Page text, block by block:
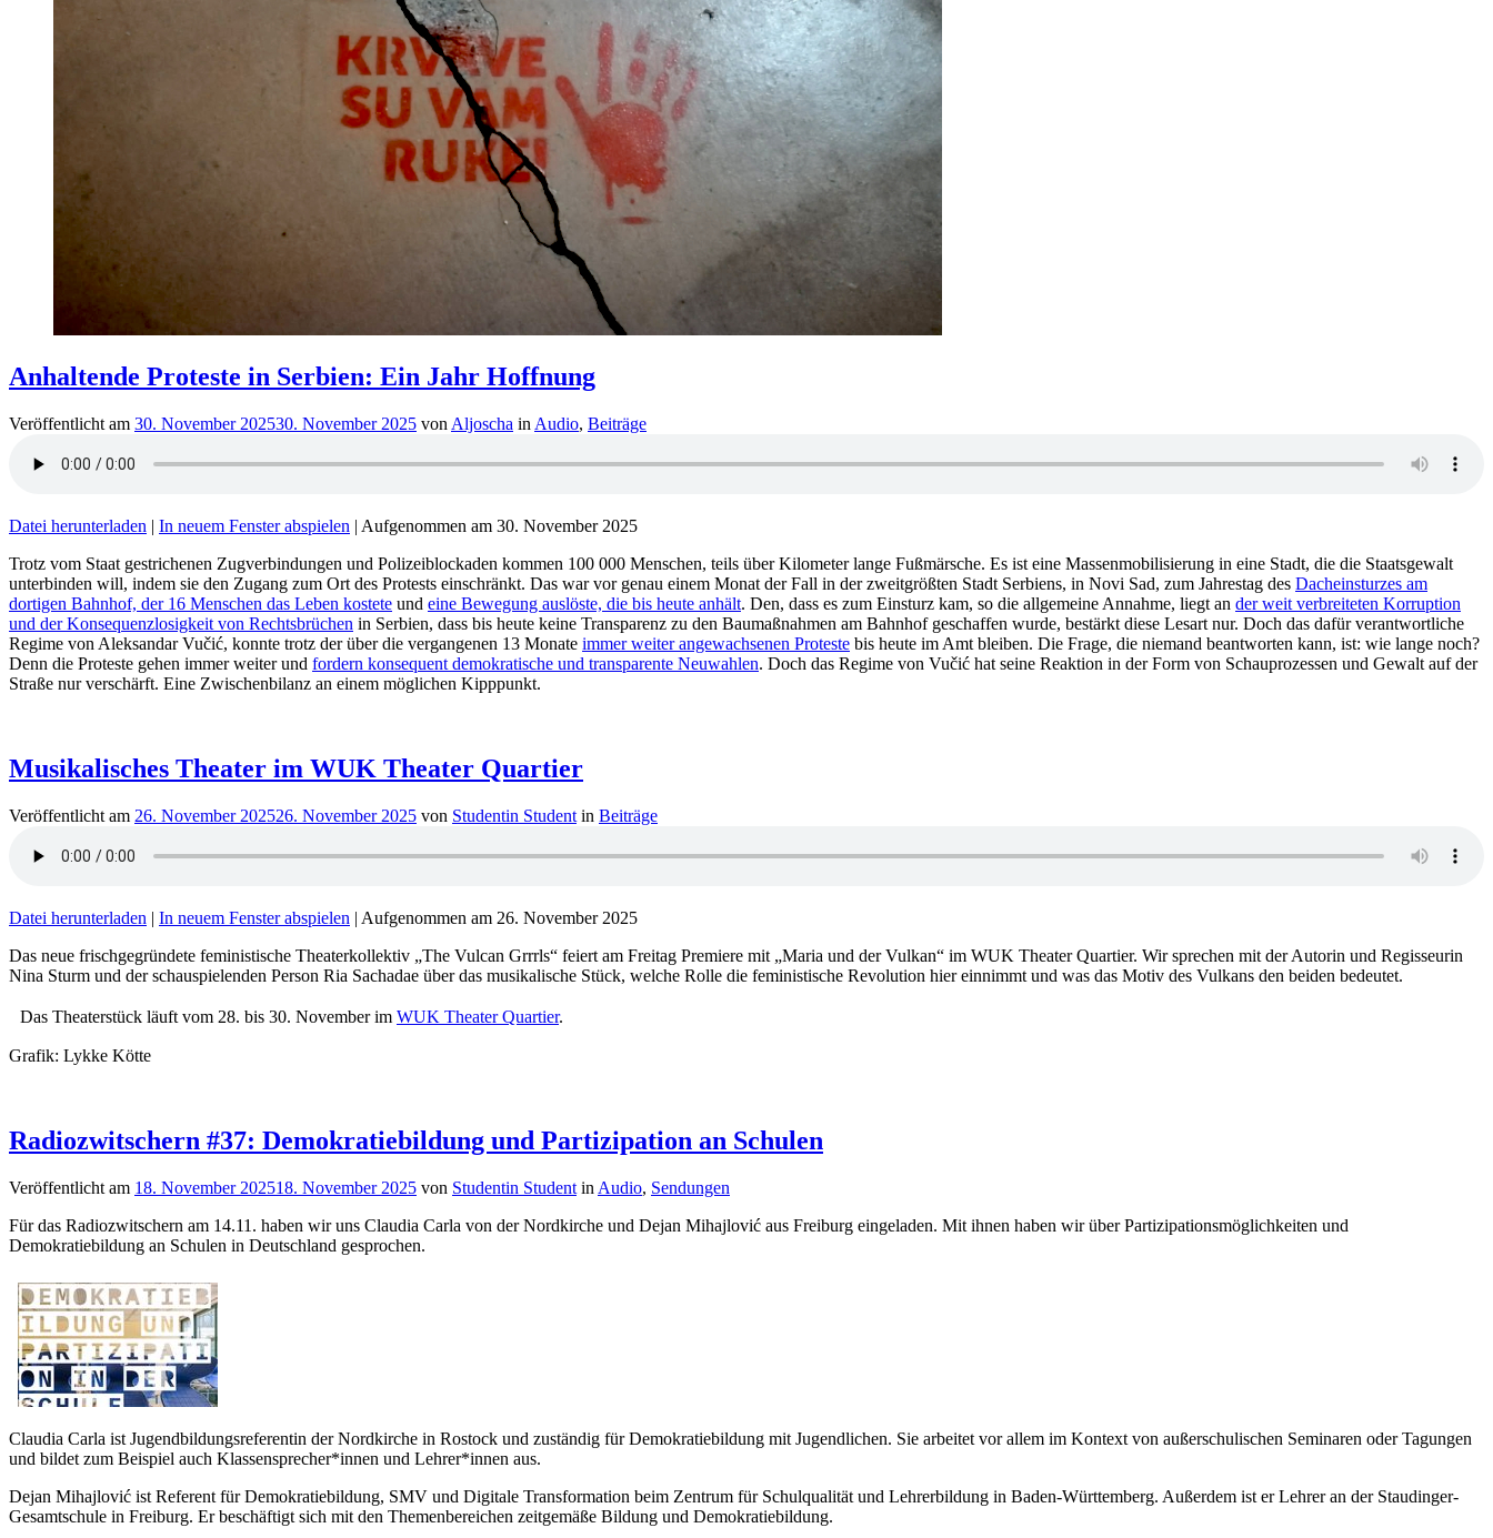
Anhaltende Proteste in Serbien: Ein Jahr Hoffnung
Veröffentlicht am 30. November 202530. November 2025 von Aljoscha in Audio, Beiträge
Datei herunterladen | In neuem Fenster abspielen | Aufgenommen am 30. November 2025
Trotz vom Staat gestrichenen Zugverbindungen und Polizeiblockaden kommen 100 000 Menschen, teils über Kilometer lange Fußmärsche. Es ist eine Massenmobilisierung in eine Stadt, die die Staatsgewalt
unterbinden will, indem sie den Zugang zum Ort des Protests einschränkt. Das war vor genau einem Monat der Fall in der zweitgrößten Stadt Serbiens, in Novi Sad, zum Jahrestag des Dacheinsturzes am
dortigen Bahnhof, der 16 Menschen das Leben kostete und eine Bewegung auslöste, die bis heute anhält. Den, dass es zum Einsturz kam, so die allgemeine Annahme, liegt an der weit verbreiteten Korruption
und der Konsequenzlosigkeit von Rechtsbrüchen in Serbien, dass bis heute keine Transparenz zu den Baumaßnahmen am Bahnhof geschaffen wurde, bestärkt diese Lesart nur. Doch das dafür verantwortliche
Regime von Aleksandar Vučić, konnte trotz der über die vergangenen 13 Monate immer weiter angewachsenen Proteste bis heute im Amt bleiben. Die Frage, die niemand beantworten kann, ist: wie lange noch?
Denn die Proteste gehen immer weiter und fordern konsequent demokratische und transparente Neuwahlen. Doch das Regime von Vučić hat seine Reaktion in der Form von Schauprozessen und Gewalt auf der
Straße nur verschärft. Eine Zwischenbilanz an einem möglichen Kipppunkt.
Musikalisches Theater im WUK Theater Quartier
Veröffentlicht am 26. November 202526. November 2025 von Studentin Student in Beiträge
Datei herunterladen | In neuem Fenster abspielen | Aufgenommen am 26. November 2025
Das neue frischgegründete feministische Theaterkollektiv „The Vulcan Grrrls“ feiert am Freitag Premiere mit „Maria und der Vulkan“ im WUK Theater Quartier. Wir sprechen mit der Autorin und Regisseurin
Nina Sturm und der schauspielenden Person Ria Sachadae über das musikalische Stück, welche Rolle die feministische Revolution hier einnimmt und was das Motiv des Vulkans den beiden bedeutet.
Das Theaterstück läuft vom 28. bis 30. November im WUK Theater Quartier.
Grafik: Lykke Kötte
Radiozwitschern #37: Demokratiebildung und Partizipation an Schulen
Veröffentlicht am 18. November 202518. November 2025 von Studentin Student in Audio, Sendungen
Für das Radiozwitschern am 14.11. haben wir uns Claudia Carla von der Nordkirche und Dejan Mihajlović aus Freiburg eingeladen. Mit ihnen haben wir über Partizipationsmöglichkeiten und
Demokratiebildung an Schulen in Deutschland gesprochen.
Claudia Carla ist Jugendbildungsreferentin der Nordkirche in Rostock und zuständig für Demokratiebildung mit Jugendlichen. Sie arbeitet vor allem im Kontext von außerschulischen Seminaren oder Tagungen
und bildet zum Beispiel auch Klassensprecher*innen und Lehrer*innen aus.
Dejan Mihajlović ist Referent für Demokratiebildung, SMV und Digitale Transformation beim Zentrum für Schulqualität und Lehrerbildung in Baden-Württemberg. Außerdem ist er Lehrer an der Staudinger-
Gesamtschule in Freiburg. Er beschäftigt sich mit den Themenbereichen zeitgemäße Bildung und Demokratiebildung.